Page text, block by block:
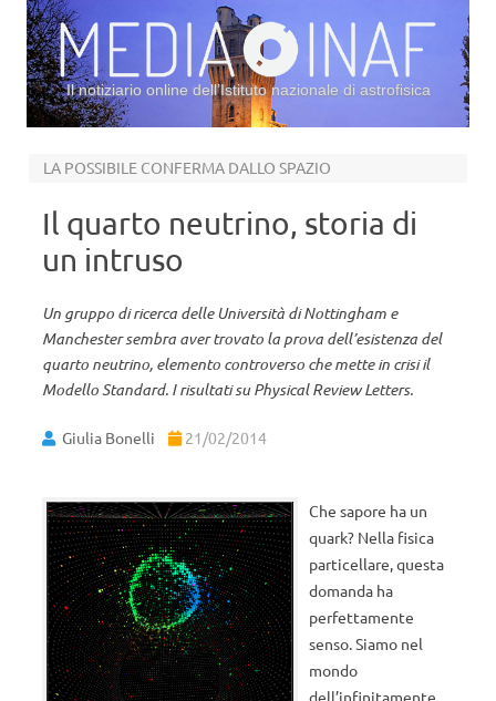
Il notiziario online dell’Istituto nazionale di astrofisica
LA POSSIBILE CONFERMA DALLO SPAZIO
Il quarto neutrino, storia di
un intruso
Un gruppo di ricerca delle Università di Nottingham e
Manchester sembra aver trovato la prova dell’esistenza del
quarto neutrino, elemento controverso che mette in crisi il
Modello Standard. I risultati su Physical Review Letters.
Giulia Bonelli 21/02/2014
Che sapore ha un
quark? Nella fisica
particellare, questa
domanda ha
perfettamente
senso. Siamo nel
mondo
dell’infinitamente